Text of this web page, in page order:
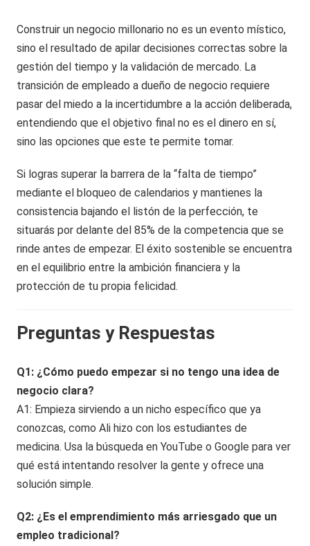
Construir un negocio millonario no es un evento místico,
sino el resultado de apilar decisiones correctas sobre la
gestión del tiempo y la validación de mercado. La
transición de empleado a dueño de negocio requiere
pasar del miedo a la incertidumbre a la acción deliberada,
entendiendo que el objetivo final no es el dinero en sí,
sino las opciones que este te permite tomar.
Si logras superar la barrera de la “falta de tiempo”
mediante el bloqueo de calendarios y mantienes la
consistencia bajando el listón de la perfección, te
situarás por delante del 85% de la competencia que se
rinde antes de empezar. El éxito sostenible se encuentra
en el equilibrio entre la ambición financiera y la
protección de tu propia felicidad.
Preguntas y Respuestas
Q1: ¿Cómo puedo empezar si no tengo una idea de
negocio clara?
A1: Empieza sirviendo a un nicho específico que ya
conozcas, como Ali hizo con los estudiantes de
medicina. Usa la búsqueda en YouTube o Google para ver
qué está intentando resolver la gente y ofrece una
solución simple.
Q2: ¿Es el emprendimiento más arriesgado que un
empleo tradicional?